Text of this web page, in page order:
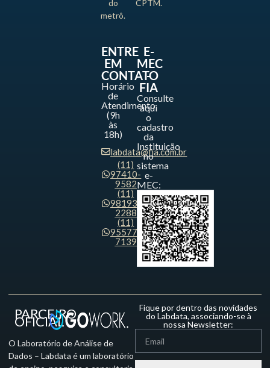
do
metrô.
CPTM.
ENTRE
EM
CONTATO
Horário
de
Atendimento
(9h
às
18h)
labdata@fia.com.br
(11)
97410-
9582
(11)
98193-
2288
(11)
95577-
7139
E-
MEC
-
FIA
Consulte
aqui
o
cadastro
da
Instituição
no
sistema
e-
MEC:
PARCEIRO
OFICIAL
O Laboratório de Análise de
Dados – Labdata é um laboratório
Fique por dentro das novidades
do Labdata, associando-se à
nossa Newsletter: